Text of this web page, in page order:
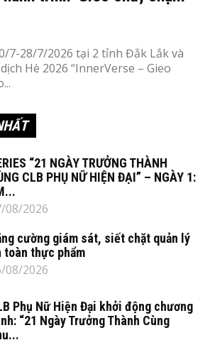
7-28/7/2026 tại 2 tỉnh Đắk Lắk và
Hè 2026 “InnerVerse – Gieo
“21 NGÀY TRƯỞNG THÀNH
CLB PHỤ NỮ HIỆN ĐẠI” – NGÀY 1:
08/2026
cường giám sát, siết chặt quản lý
toàn thực phẩm
08/2026
Phụ Nữ Hiện Đại khởi động chương
“21 Ngày Trưởng Thành Cùng